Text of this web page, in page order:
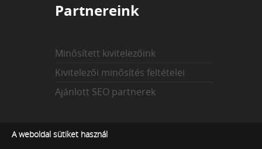
Partnereink
Minősített kivitelezőink
Kivitelezői minősítés feltételei
Ajánlott SEO partnerek
Az indexekről
A weboldal sütiket használ